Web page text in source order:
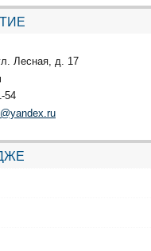
Лесная, д. 17
54